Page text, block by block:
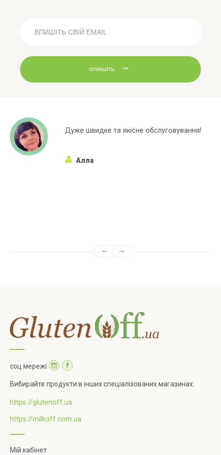
опишіть
соц мережі
Вибирайте продукти в інших спеціалізованих магазинах:
https://glutenoff.ua
https://milkoff.com.ua
Мій кабінет